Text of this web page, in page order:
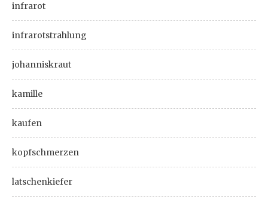
infrarot
infrarotstrahlung
johanniskraut
kamille
kaufen
kopfschmerzen
latschenkiefer